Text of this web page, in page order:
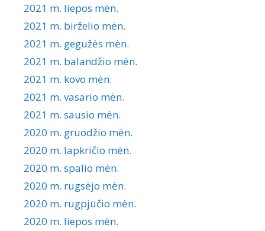
2021 m. liepos mėn.
2021 m. birželio mėn.
2021 m. gegužės mėn.
2021 m. balandžio mėn.
2021 m. kovo mėn.
2021 m. vasario mėn.
2021 m. sausio mėn.
2020 m. gruodžio mėn.
2020 m. lapkričio mėn.
2020 m. spalio mėn.
2020 m. rugsėjo mėn.
2020 m. rugpjūčio mėn.
2020 m. liepos mėn.